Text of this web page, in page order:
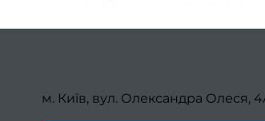
м. Київ, вул. Олександра Олеся,